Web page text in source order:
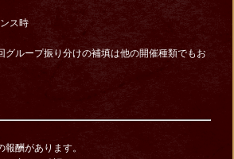
ス時
グループ振り分けの補填は他の開催種類でもお
酬があります。